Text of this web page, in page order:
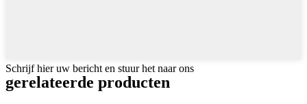
Schrijf hier uw bericht en stuur het naar ons
gerelateerde producten